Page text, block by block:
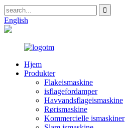
English
Hjem
Produkter
Flakeismaskine
isflagefordamper
Havvandsflageismaskine
Rørismaskine
Kommercielle ismaskiner